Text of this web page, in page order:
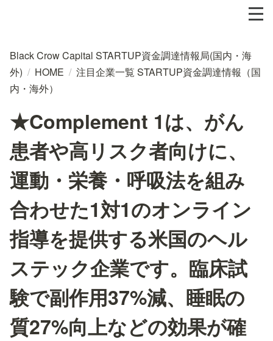
Black Crow Capital STARTUP資金調達情報局(国内・海
外) / HOME / 注目企業一覧 STARTUP資金調達情報（国
内・海外）
★Complement 1は、がん
患者や高リスク者向けに、
運動・栄養・呼吸法を組み
合わせた1対1のオンライン
指導を提供する米国のヘル
ステック企業です。臨床試
験で副作用37%減、睡眠の
質27%向上などの効果が確